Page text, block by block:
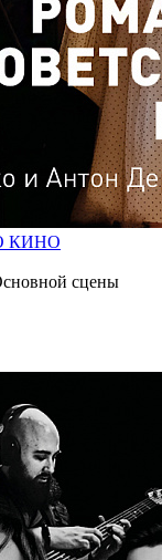
КИНО
сцены